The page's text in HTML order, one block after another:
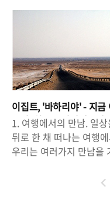
의 바르셀로나를 먹여살
있다는 우스갯소리가 나
도로 전 세계 수 많은 관
들이 가우디의 작품을 보
위해 몰려든다. 가우디의
품 속에 들어가기 위해
서 보지만 입장을 ..
라도, 우리들은 가끔씩 쉬기
자면 우리에게 익숙한 동
의 많은 해변과 섬들. 그
좀 멀리는 하와이나 남태
의 몇몇 섬들. 그리고 좀 더
리 간다면 서쪽으로는 지
해, 동쪽으로는 중미, 캐리
안 해(Caribbean Sea)의
쿤'을 위시한 몇몇 명소
티없이 맑은 아쿠아블루
이집트, '바하리야' - 지금
순간, 최고로 살아라. : 사
에서의 만남.
1. 여행에서의 만남. 일상
뒤로 한 채 떠나는 여행
우리는 여러가지 만남을
던 풍경, 여행지에서만